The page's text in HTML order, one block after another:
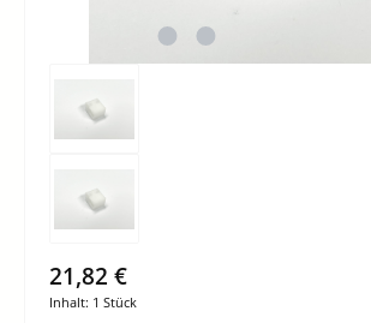
21,82 €
Inhalt: 1 Stück